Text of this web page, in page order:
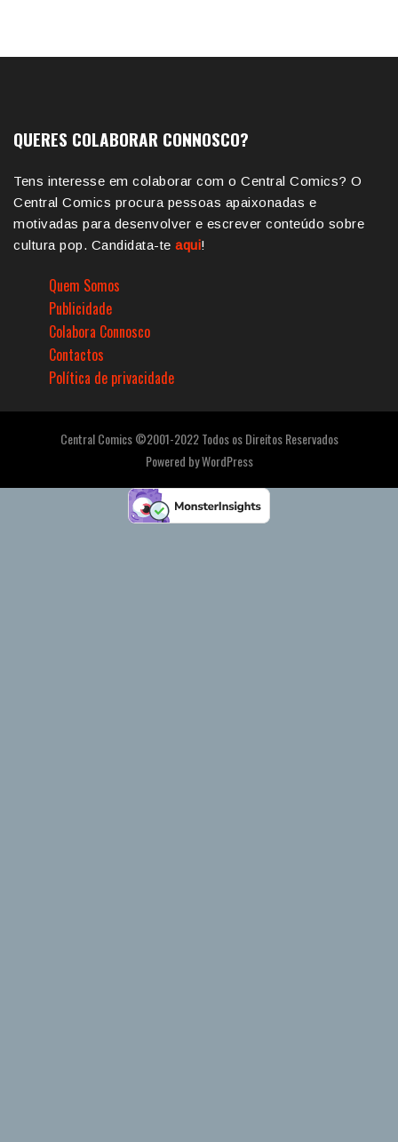
QUERES COLABORAR CONNOSCO?
Tens interesse em colaborar com o Central Comics? O
Central Comics procura pessoas apaixonadas e
motivadas para desenvolver e escrever conteúdo sobre
cultura pop. Candidata-te aqui!
Quem Somos
Publicidade
Colabora Connosco
Contactos
Política de privacidade
Central Comics ©2001-2022 Todos os Direitos Reservados
Powered byWordPress